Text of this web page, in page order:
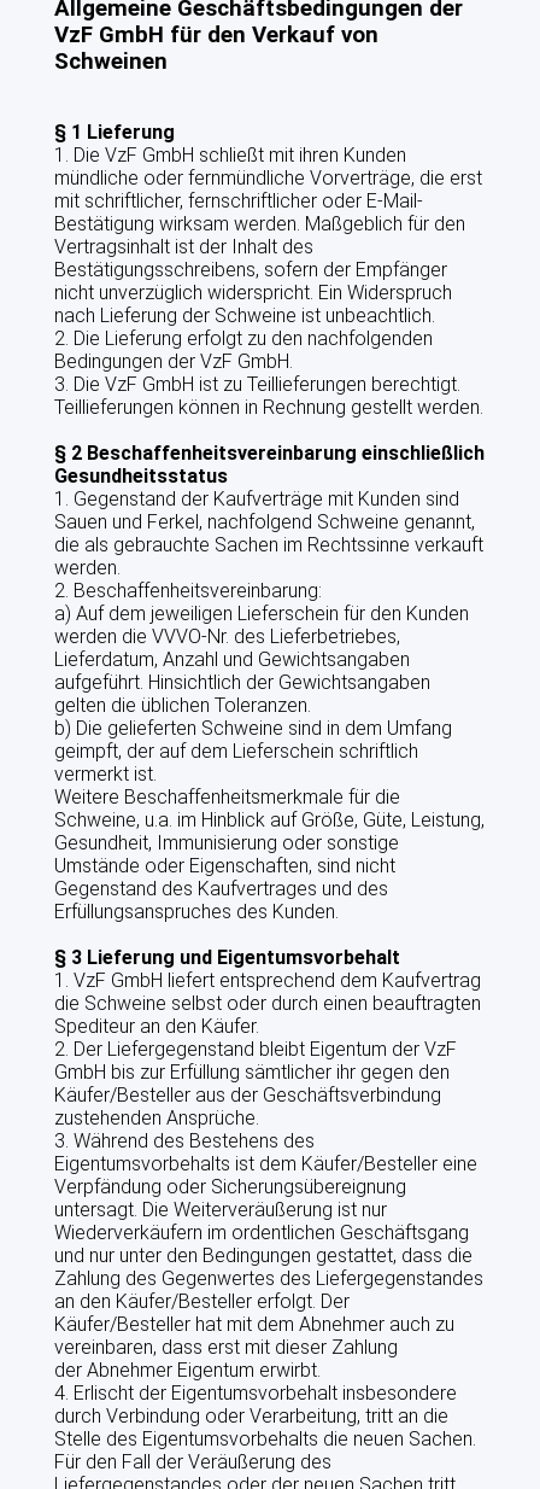
DATENSCHUTZERKLÄRUNG
VZF-SATZUNG
PRODUKTIONSBERATUNG
BETRIEBSZWEIGAUSWERTUNGEN
FÜTTERUNG
BAU UND KLIMA
RINDERMAST
PROJEKTE IN DER VZF GMBH
QUALITÄTSMANAGEMENT
VZF PROFESSIONAL
PREISE
VEREIN LEBENSMITTEL OHNE GENTECHNIK
ITW INITIATIVE TIERWOHL
Allgemeine Geschäftsbedingungen der
VzF GmbH für den Verkauf von
Schweinen
§ 1 Lieferung
1. Die VzF GmbH schließt mit ihren Kunden
mündliche oder fernmündliche Vorverträge, die erst
mit schriftlicher, fernschriftlicher oder E-Mail-
Bestätigung wirksam werden. Maßgeblich für den
Vertragsinhalt ist der Inhalt des
Bestätigungsschreibens, sofern der Empfänger
nicht unverzüglich widerspricht. Ein Widerspruch
nach Lieferung der Schweine ist unbeachtlich.
2. Die Lieferung erfolgt zu den nachfolgenden
Bedingungen der VzF GmbH.
3. Die VzF GmbH ist zu Teillieferungen berechtigt.
Teillieferungen können in Rechnung gestellt werden.
§ 2 Beschaffenheitsvereinbarung einschließlich
Gesundheitsstatus
1. Gegenstand der Kaufverträge mit Kunden sind
Sauen und Ferkel, nachfolgend Schweine genannt,
die als gebrauchte Sachen im Rechtssinne verkauft
werden.
2. Beschaffenheitsvereinbarung:
a) Auf dem jeweiligen Lieferschein für den Kunden
werden die VVVO-Nr. des Lieferbetriebes,
Lieferdatum, Anzahl und Gewichtsangaben
aufgeführt. Hinsichtlich der Gewichtsangaben
gelten die üblichen Toleranzen.
b) Die gelieferten Schweine sind in dem Umfang
geimpft, der auf dem Lieferschein schriftlich
vermerkt ist.
Weitere Beschaffenheitsmerkmale für die
Schweine, u.a. im Hinblick auf Größe, Güte, Leistung,
Gesundheit, Immunisierung oder sonstige
Umstände oder Eigenschaften, sind nicht
Gegenstand des Kaufvertrages und des
Erfüllungsanspruches des Kunden.
§ 3 Lieferung und Eigentumsvorbehalt
1. VzF GmbH liefert entsprechend dem Kaufvertrag
die Schweine selbst oder durch einen beauftragten
Spediteur an den Käufer.
2. Der Liefergegenstand bleibt Eigentum der VzF
GmbH bis zur Erfüllung sämtlicher ihr gegen den
Käufer/Besteller aus der Geschäftsverbindung
zustehenden Ansprüche.
3. Während des Bestehens des
Eigentumsvorbehalts ist dem Käufer/Besteller eine
Verpfändung oder Sicherungsübereignung
untersagt. Die Weiterveräußerung ist nur
Wiederverkäufern im ordentlichen Geschäftsgang
und nur unter den Bedingungen gestattet, dass die
Zahlung des Gegenwertes des Liefergegenstandes
an den Käufer/Besteller erfolgt. Der
Käufer/Besteller hat mit dem Abnehmer auch zu
vereinbaren, dass erst mit dieser Zahlung
der Abnehmer Eigentum erwirbt.
4. Erlischt der Eigentumsvorbehalt insbesondere
durch Verbindung oder Verarbeitung, tritt an die
Stelle des Eigentumsvorbehalts die neuen Sachen.
Für den Fall der Veräußerung des
Liefergegenstandes oder der neuen Sachen tritt